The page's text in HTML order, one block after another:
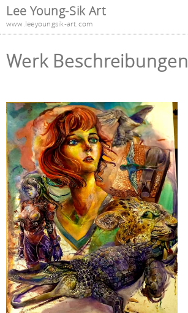
Lee Young-Sik Art
www.leeyoungsik-art.com
Werk Beschreibungen